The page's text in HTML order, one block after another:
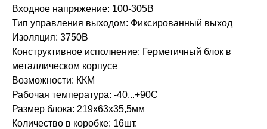
Входное напряжение: 100-305В
Тип управления выходом: Фиксированный выход
Изоляция: 3750В
Конструктивное исполнение: Герметичный блок в
металлическом корпусе
Возможности: ККМ
Рабочая температура: -40...+90С
Размер блока: 219х63х35,5мм
Количество в коробке: 16шт.